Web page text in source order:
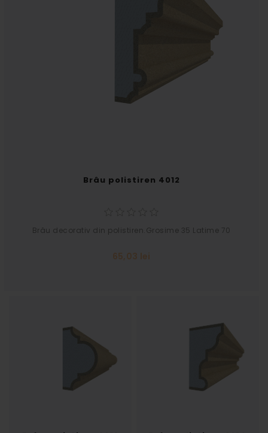
Brâu polistiren 4012
Brâu decorativ din polistiren.Grosime 35 Latime 70
65,03 lei